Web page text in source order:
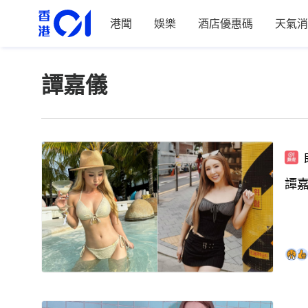
港聞 娛樂 酒店優惠碼 天氣
譚嘉儀
譚